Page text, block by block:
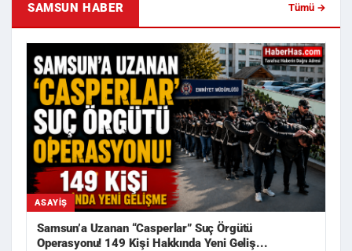
SAMSUN HABER Tümü →
ASAYIŞ
Samsun’a Uzanan “Casperlar” Suç Örgütü
Operasyonu! 149 Kişi Hakkında Yeni Geliş...